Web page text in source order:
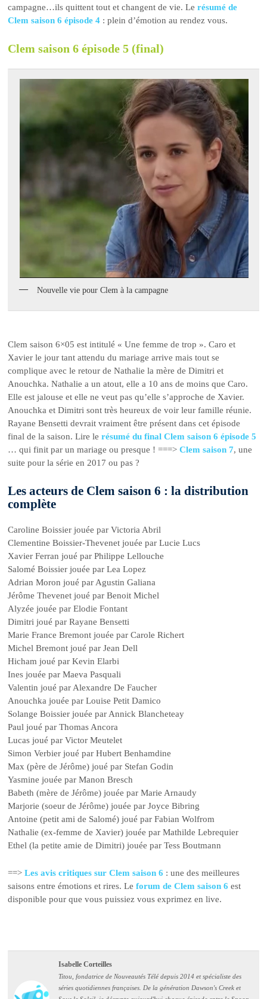
campagne…ils quittent tout et changent de vie. Lerésumé de
Clem saison 6 épisode 4 : plein d’émotion au rendez vous.
Clem saison 6 épisode 5 (final)
Nouvelle vie pour Clem à la campagne
Clem saison 6×05 est intitulé « Une femme de trop ». Caro et
Xavier le jour tant attendu du mariage arrive mais tout se
complique avec le retour de Nathalie la mère de Dimitri et
Anouchka. Nathalie a un atout, elle a 10 ans de moins que Caro.
Elle est jalouse et elle ne veut pas qu’elle s’approche de Xavier.
Anouchka et Dimitri sont très heureux de voir leur famille réunie.
Rayane Bensetti devrait vraiment être présent dans cet épisode
final de la saison. Lire lerésumé du final Clem saison 6 épisode 5
… qui finit par un mariage ou presque ! ===>Clem saison 7, une
suite pour la série en 2017 ou pas ?
Les acteurs de Clem saison 6 : la distribution
complète
Caroline Boissier jouée par Victoria Abril
Clementine Boissier-Thevenet jouée par Lucie Lucs
Xavier Ferran joué par Philippe Lellouche
Salomé Boissier jouée par Lea Lopez
Adrian Moron joué par Agustin Galiana
Jérôme Thevenet joué par Benoit Michel
Alyzée jouée par Elodie Fontant
Dimitri joué par Rayane Bensetti
Marie France Bremont jouée par Carole Richert
Michel Bremont joué par Jean Dell
Hicham joué par Kevin Elarbi
Ines jouée par Maeva Pasquali
Valentin joué par Alexandre De Faucher
Anouchka jouée par Louise Petit Damico
Solange Boissier jouée par Annick Blancheteay
Paul joué par Thomas Ancora
Lucas joué par Victor Meutelet
Simon Verbier joué par Hubert Benhamdine
Max (père de Jérôme) joué par Stefan Godin
Yasmine jouée par Manon Bresch
Babeth (mère de Jérôme) jouée par Marie Arnaudy
Marjorie (soeur de Jérôme) jouée par Joyce Bibring
Antoine (petit ami de Salomé) joué par Fabian Wolfrom
Nathalie (ex-femme de Xavier) jouée par Mathilde Lebrequier
Ethel (la petite amie de Dimitri) jouée par Tess Boutmann
==>Les avis critiques sur Clem saison 6 : une des meilleures
saisons entre émotions et rires. Leforum de Clem saison 6 est
disponible pour que vous puissiez vous exprimez en live.
Isabelle Corteilles
Titou, fondatrice de Nouveautés Télé depuis 2014 et spécialiste des
séries quotidiennes françaises. De la génération Dawson's Creek et